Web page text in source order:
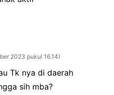
2023 pukul 16.14
Tk nya di daerah
sih mba?